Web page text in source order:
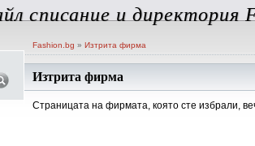
списание и директория
Fashion.bg » Изтрита фирма
Изтрита фирма
Страницата на фирмата, която сте избрали,